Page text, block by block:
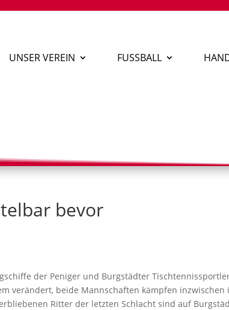
UNSER VEREIN FUSSBALL
bevor
der Peniger und Burgstädter
verändert, beide Mannschaften kämpfen inzwischen
Ritter der letzten Schlacht sind auf